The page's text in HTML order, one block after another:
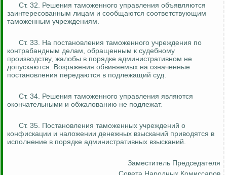
Ст. 32. Решения таможенного управления объявляются
заинтересованным лицам и сообщаются соответствующим
таможенным учреждениям.
Ст. 33. На постановления таможенного учреждения по
контрабандным делам, обращенным к судебному
производству, жалобы в порядке административном не
допускаются. Возражения обвиняемых на означенные
постановления передаются в подлежащий суд.
Ст. 34. Решения таможенного управления являются
окончательными и обжалованию не подлежат.
Ст. 35. Постановления таможенных учреждений о
конфискации и наложении денежных взысканий приводятся в
исполнение в порядке административных взысканий.
Заместитель Председателя